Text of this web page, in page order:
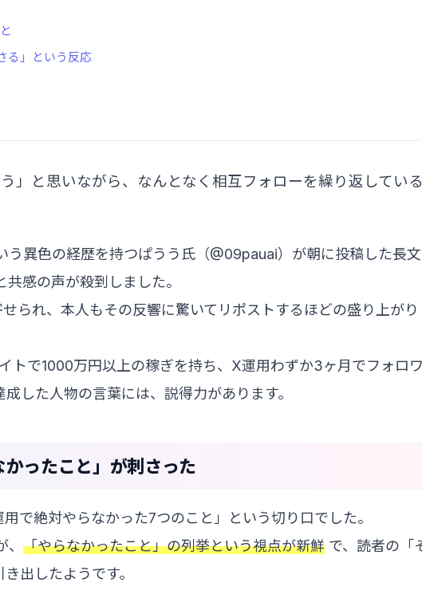
る」という反応
」と思いながら、なんとなく相互フォローを繰り返してい
う異色の経歴を持つぱうう氏（@09pauai）が朝に投稿した長文
感の声が殺到しました。
られ、本人もその反響に驚いてリポストするほどの盛り上がり
トで1000万円以上の稼ぎを持ち、X運用わずか3ヶ月でフォロ
した人物の言葉には、説得力があります。
かったこと」が刺さった
で絶対やらなかった7つのこと」という切り口でした。
「やらなかったこと」の列挙という視点が新鮮 で、読者の「
出したようです。